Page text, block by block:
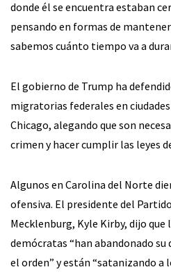
donde él se encuentra estaban
pensando en formas de
sabemos cuánto tiempo va a
El gobierno de Trump ha
migratorias federales en
Chicago, alegando que son
crimen y hacer cumplir las leyes
Algunos en Carolina del Norte
ofensiva. El presidente del
Mecklenburg, Kyle Kirby, dijo
demócratas “han abandonado
el orden” y están “satanizando a